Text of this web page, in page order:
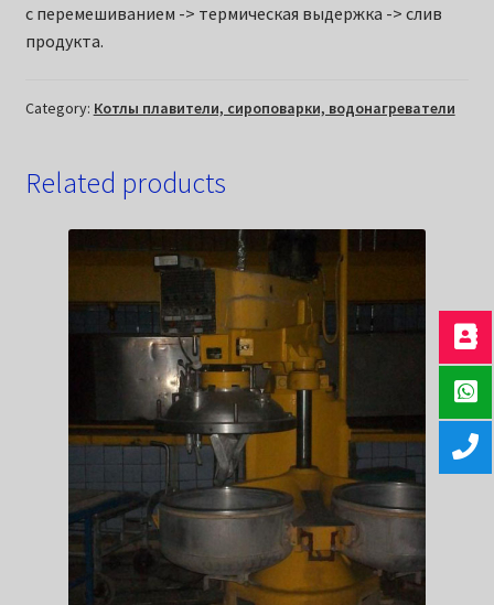
с перемешиванием -> термическая выдержка -> слив
продукта.
Category: Котлы плавители, сироповарки, водонагреватели
Related products